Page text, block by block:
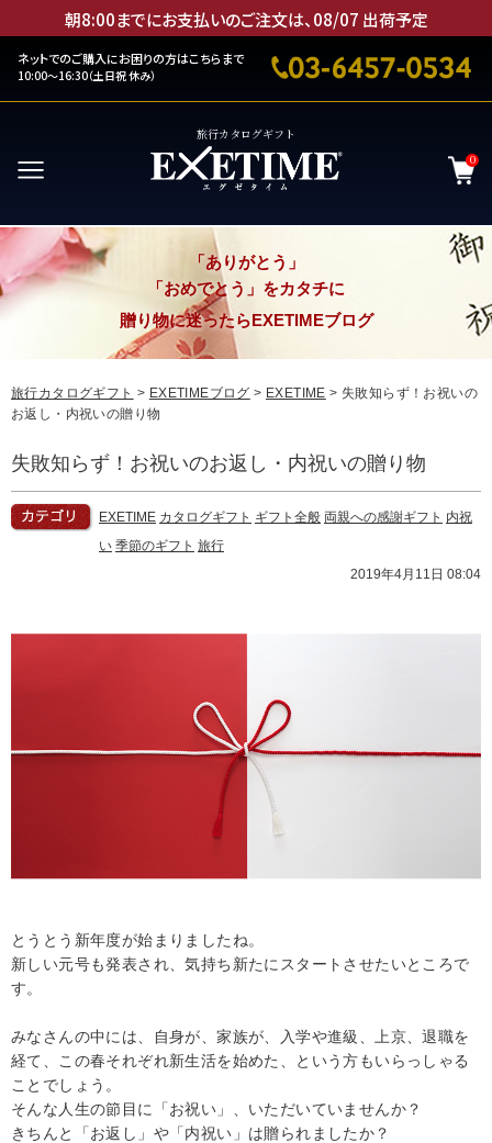
朝8:00までにお支払いのご注文は、08/07 出荷予定
ネットでのご購入にお困りの方はこちらまで
10:00～16:30（土日祝 休み）
旅行カタログギフト
0
「ありがとう」
「おめでとう」をカタチに
贈り物に迷ったらEXETIMEブログ
旅行カタログギフト > EXETIMEブログ > EXETIME > 失敗知らず！お祝いの
お返し・内祝いの贈り物
失敗知らず！お祝いのお返し・内祝いの贈り物
EXETIME カタログギフト ギフト全般 両親への感謝ギフト 内祝
い 季節のギフト 旅行
2019年4月11日 08:04
とうとう新年度が始まりましたね。
新しい元号も発表され、気持ち新たにスタートさせたいところで
す。
みなさんの中には、自身が、家族が、入学や進級、上京、退職を
経て、この春それぞれ新生活を始めた、という方もいらっしゃる
ことでしょう。
そんな人生の節目に「お祝い」、いただいていませんか？
きちんと「お返し」や「内祝い」は贈られましたか？